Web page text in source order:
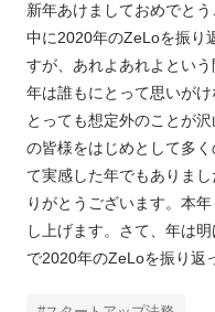
t
e
g
o
r
y
取
領
Z
新年あけましておめでと
中に2020年のZeLoを振り
すが、あれよあれよとい
年は誰もにとって思いが
とっても想定外のことが
の皆様をはじめとして多
て実感した年でもありま
りがとうございます。本
し上げます。さて、年は
で2020年のZeLoを振り返